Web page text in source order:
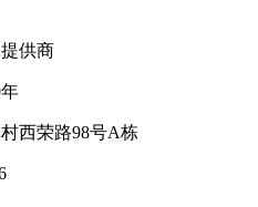
供商
西荣路98号A栋